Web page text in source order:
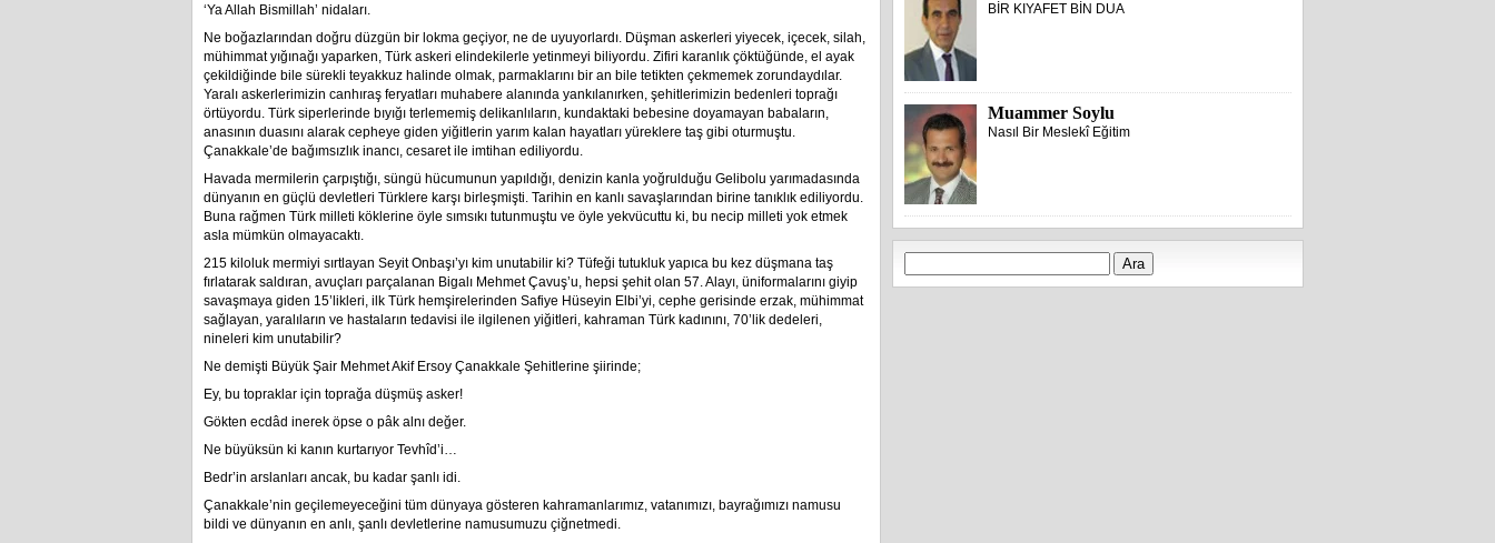
‘Ya Allah Bismillah’ nidaları.
Ne boğazlarından doğru düzgün bir lokma geçiyor, ne de uyuyorlardı. Düşman askerleri yiyecek, içecek, silah,
mühimmat yığınağı yaparken, Türk askeri elindekilerle yetinmeyi biliyordu. Zifiri karanlık çöktüğünde, el ayak
çekildiğinde bile sürekli teyakkuz halinde olmak, parmaklarını bir an bile tetikten çekmemek zorundaydılar.
Yaralı askerlerimizin canhıraş feryatları muhabere alanında yankılanırken, şehitlerimizin bedenleri toprağı
örtüyordu. Türk siperlerinde bıyığı terlememiş delikanlıların, kundaktaki bebesine doyamayan babaların,
anasının duasını alarak cepheye giden yiğitlerin yarım kalan hayatları yüreklere taş gibi oturmuştu.
Çanakkale’de bağımsızlık inancı, cesaret ile imtihan ediliyordu.
Havada mermilerin çarpıştığı, süngü hücumunun yapıldığı, denizin kanla yoğrulduğu Gelibolu yarımadasında
dünyanın en güçlü devletleri Türklere karşı birleşmişti. Tarihin en kanlı savaşlarından birine tanıklık ediliyordu.
Buna rağmen Türk milleti köklerine öyle sımsıkı tutunmuştu ve öyle yekvücuttu ki, bu necip milleti yok etmek
asla mümkün olmayacaktı.
215 kiloluk mermiyi sırtlayan Seyit Onbaşı’yı kim unutabilir ki? Tüfeği tutukluk yapıca bu kez düşmana taş
fırlatarak saldıran, avuçları parçalanan Bigalı Mehmet Çavuş’u, hepsi şehit olan 57. Alayı, üniformalarını giyip
savaşmaya giden 15’likleri, ilk Türk hemşirelerinden Safiye Hüseyin Elbi’yi, cephe gerisinde erzak, mühimmat
sağlayan, yaralıların ve hastaların tedavisi ile ilgilenen yiğitleri, kahraman Türk kadınını, 70’lik dedeleri,
nineleri kim unutabilir?
Ne demişti Büyük Şair Mehmet Akif Ersoy Çanakkale Şehitlerine şiirinde;
Ey, bu topraklar için toprağa düşmüş asker!
Gökten ecdâd inerek öpse o pâk alnı değer.
Ne büyüksün ki kanın kurtarıyor Tevhîd’i…
Bedr’in arslanları ancak, bu kadar şanlı idi.
Çanakkale’nin geçilemeyeceğini tüm dünyaya gösteren kahramanlarımız, vatanımızı, bayrağımızı namusu
bildi ve dünyanın en anlı, şanlı devletlerine namusumuzu çiğnetmedi.
BİR KIYAFET BİN DUA
Muammer Soylu
Nasıl Bir Meslekî Eğitim
Arama: